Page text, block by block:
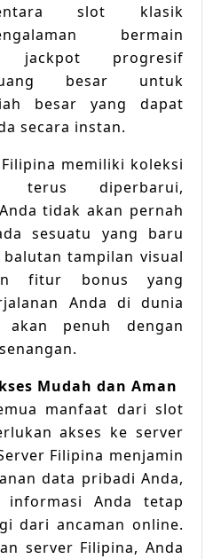
slot klasik
bermain
jackpot progresif
besar untuk
besar yang dapat
secara instan.
memiliki koleksi
terus diperbarui,
tidak akan pernah
sesuatu yang baru
tampilan visual
fitur bonus yang
Anda di dunia
penuh dengan
Mudah dan Aman
manfaat dari slot
akses ke server
Filipina menjamin
data pribadi Anda,
informasi Anda tetap
dari ancaman online.
server Filipina, Anda